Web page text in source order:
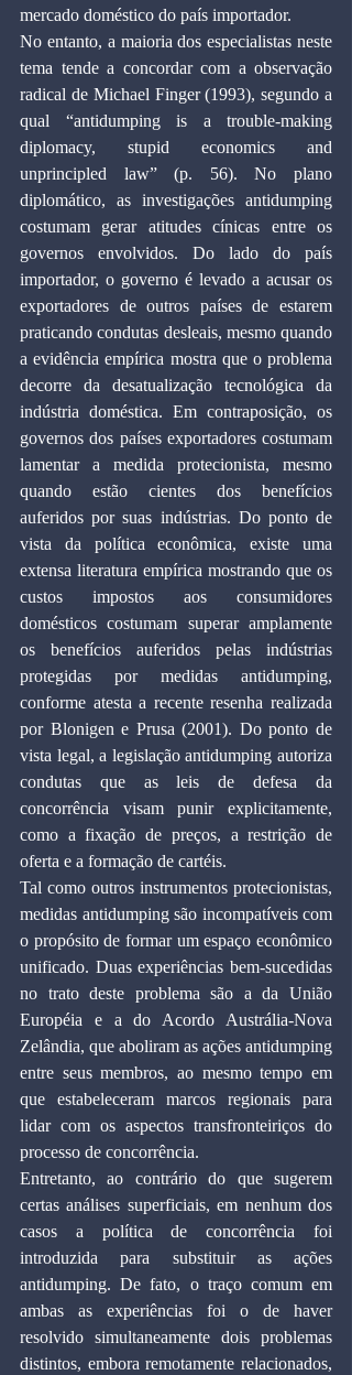
mercado doméstico do país importador.
No entanto, a maioria dos especialistas neste
tema tende a concordar com a observação
radical de Michael Finger (1993), segundo a
qual “antidumping is a trouble-making
diplomacy, stupid economics and
unprincipled law” (p. 56). No plano
diplomático, as investigações antidumping
costumam gerar atitudes cínicas entre os
governos envolvidos. Do lado do país
importador, o governo é levado a acusar os
exportadores de outros países de estarem
praticando condutas desleais, mesmo quando
a evidência empírica mostra que o problema
decorre da desatualização tecnológica da
indústria doméstica. Em contraposição, os
governos dos países exportadores costumam
lamentar a medida protecionista, mesmo
quando estão cientes dos benefícios
auferidos por suas indústrias. Do ponto de
vista da política econômica, existe uma
extensa literatura empírica mostrando que os
custos impostos aos consumidores
domésticos costumam superar amplamente
os benefícios auferidos pelas indústrias
protegidas por medidas antidumping,
conforme atesta a recente resenha realizada
por Blonigen e Prusa (2001). Do ponto de
vista legal, a legislação antidumping autoriza
condutas que as leis de defesa da
concorrência visam punir explicitamente,
como a fixação de preços, a restrição de
oferta e a formação de cartéis.
Tal como outros instrumentos protecionistas,
medidas antidumping são incompatíveis com
o propósito de formar um espaço econômico
unificado. Duas experiências bem-sucedidas
no trato deste problema são a da União
Européia e a do Acordo Austrália-Nova
Zelândia, que aboliram as ações antidumping
entre seus membros, ao mesmo tempo em
que estabeleceram marcos regionais para
lidar com os aspectos transfronteiriços do
processo de concorrência.
Entretanto, ao contrário do que sugerem
certas análises superficiais, em nenhum dos
casos a política de concorrência foi
introduzida para substituir as ações
antidumping. De fato, o traço comum em
ambas as experiências foi o de haver
resolvido simultaneamente dois problemas
distintos, embora remotamente relacionados,